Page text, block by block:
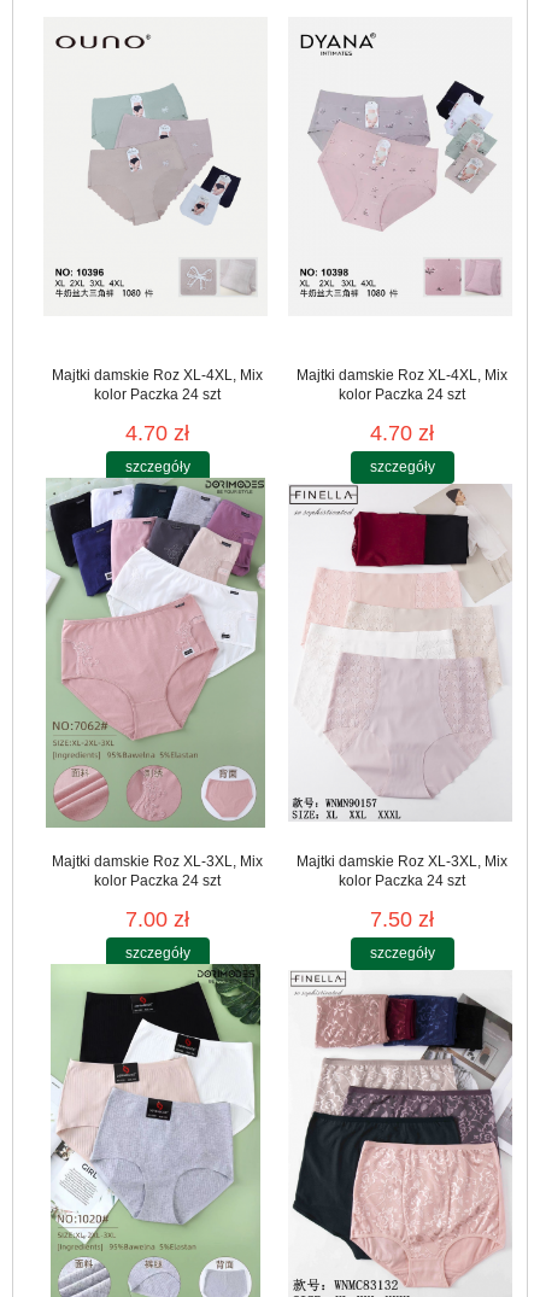
Majtki damskie Roz XL-4XL, Mix
kolor Paczka 24 szt
4.70 zł
szczegóły
Majtki damskie Roz XL-4XL, Mix
kolor Paczka 24 szt
4.70 zł
szczegóły
Majtki damskie Roz XL-3XL, Mix
kolor Paczka 24 szt
7.00 zł
szczegóły
Majtki damskie Roz XL-3XL, Mix
kolor Paczka 24 szt
7.50 zł
szczegóły